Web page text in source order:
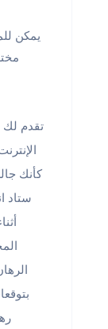
يمكن
تقدم لك
كأنك
ستاد